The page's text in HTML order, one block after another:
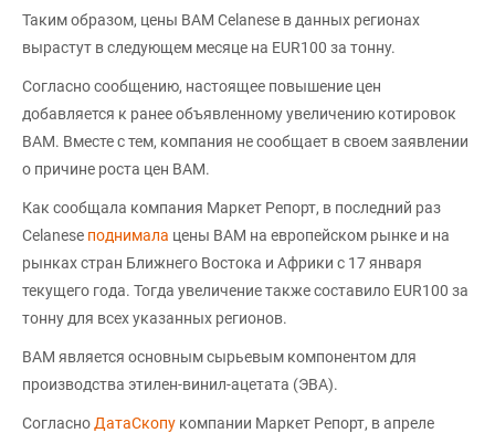
Таким образом, цены ВАМ Celanese в данных регионах
вырастут в следующем месяце на EUR100 за тонну.
Согласно сообщению, настоящее повышение цен
добавляется к ранее объявленному увеличению котировок
ВАМ. Вместе с тем, компания не сообщает в своем заявлении
о причине роста цен ВАМ.
Как сообщала компания Маркет Репорт, в последний раз
Celanese поднимала цены ВАМ на европейском рынке и на
рынках стран Ближнего Востока и Африки с 17 января
текущего года. Тогда увеличение также составило EUR100 за
тонну для всех указанных регионов.
ВАМ является основным сырьевым компонентом для
производства этилен-винил-ацетата (ЭВА).
Согласно ДатаСкопу компании Маркет Репорт, в апреле